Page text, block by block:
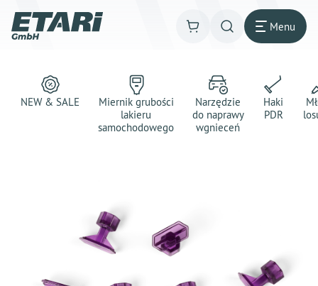
Menu
NEW & SALE
Miernik grubości
lakieru
samochodowego
Narzędzie
do naprawy
wgnieceń
Haki
PDR